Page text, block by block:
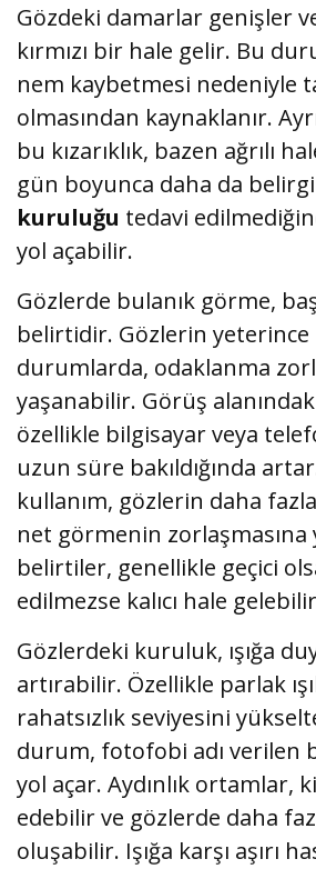
Gözdeki damarlar genişler
kırmızı bir hale gelir. Bu
nem kaybetmesi nedeniyle
olmasından kaynaklanır.
bu kızarıklık, bazen ağrılı
gün boyunca daha da
kuruluğu tedavi
yol açabilir.
Gözlerde bulanık görme,
belirtidir. Gözlerin yeterince
durumlarda, odaklanma
yaşanabilir. Görüş
özellikle bilgisayar veya
uzun süre bakıldığında
kullanım, gözlerin daha
net görmenin zorlaşmasına
belirtiler, genellikle geçici
edilmezse kalıcı hale
Gözlerdeki kuruluk, ışığa
artırabilir. Özellikle parlak
rahatsızlık seviyesini
durum, fotofobi adı verilen
yol açar. Aydınlık ortamlar,
edebilir ve gözlerde daha
oluşabilir. Işığa karşı aşırı